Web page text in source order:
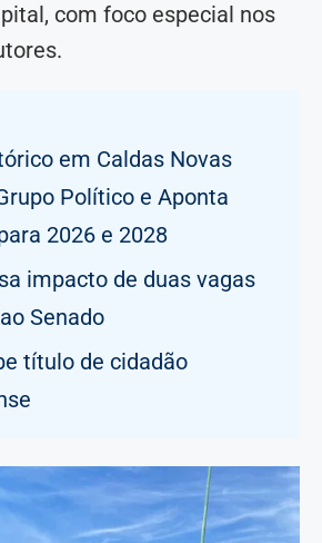
com foco especial nos
em Caldas Novas
Político e Aponta
2026 e 2028
impacto de duas vagas
Senado
título de cidadão